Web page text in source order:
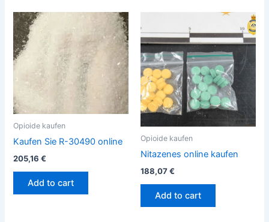
Opioide kaufen
Kaufen Sie R-30490 online
205,16€
Add to cart
Opioide kaufen
Nitazenes online kaufen
188,07€
Add to cart